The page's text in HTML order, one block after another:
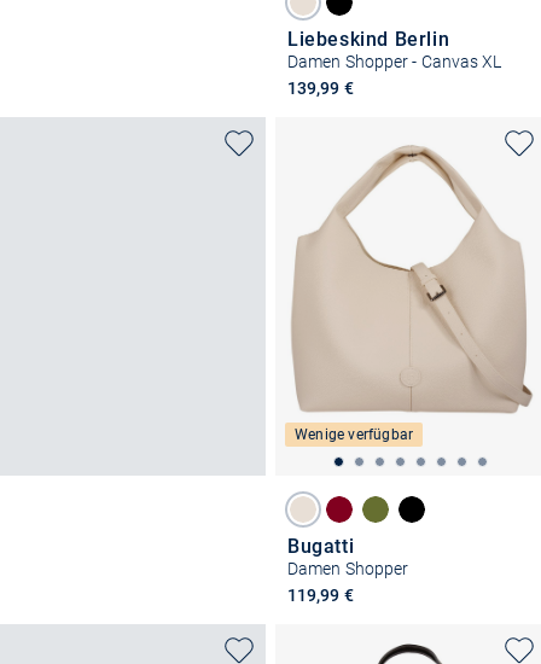
Liebeskind Berlin
Damen Shopper - Canvas XL
139,99 €
Wenige verfügbar
Bugatti
Damen Shopper
119,99 €